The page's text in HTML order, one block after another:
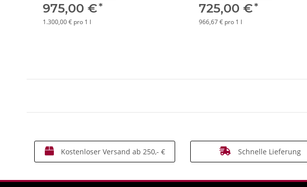
975,00 €*
1.300,00 € pro 1 l
725,00 €*
966,67 € pro 1 l
Kostenloser Versand ab 250,- € Schnelle Lieferung